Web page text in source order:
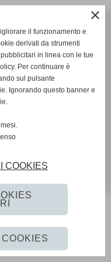
e passato a l'Istituto di
(IRIFI)
close
il funzionamento e
derivati da strumenti
in linea con le tue
Per continuare è
sul pulsante
Ignorando questo banner e
COOKIES